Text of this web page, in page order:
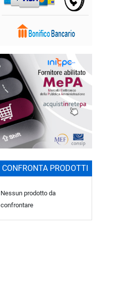
CONFRONTA PRODOTTI
Nessun prodotto da
confrontare